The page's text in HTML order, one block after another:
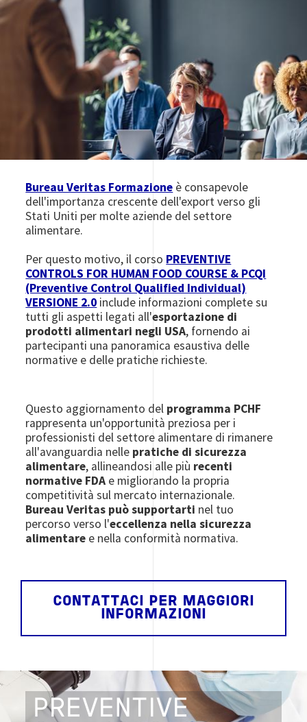
Bureau Veritas Formazione è consapevole
dell'importanza crescente dell'export verso gli
Stati Uniti per molte aziende del settore
alimentare.
Per questo motivo, il corso PREVENTIVE
CONTROLS FOR HUMAN FOOD COURSE & PCQI
(Preventive Control Qualified Individual)
VERSIONE 2.0 include informazioni complete su
tutti gli aspetti legati all'esportazione di
prodotti alimentari negli USA, fornendo ai
partecipanti una panoramica esaustiva delle
normative e delle pratiche richieste.
Questo aggiornamento del programma PCHF
rappresenta un'opportunità preziosa per i
professionisti del settore alimentare di rimanere
all'avanguardia nelle pratiche di sicurezza
alimentare, allineandosi alle più recenti
normative FDA e migliorando la propria
competitività sul mercato internazionale.
Bureau Veritas può supportarti nel tuo
percorso verso l'eccellenza nella sicurezza
alimentare e nella conformità normativa.
CONTATTACI PER MAGGIORI
INFORMAZIONI
PREVENTIVE